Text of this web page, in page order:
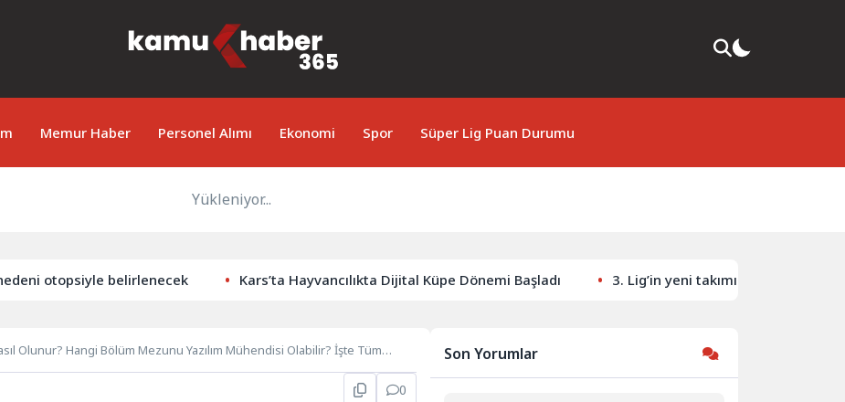
Memur Haber Personel Alımı Ekonomi Spor Süper Lig Puan Durumu
Yükleniyor...
otopsiyle belirlenecek Kars’ta Hayvancılıkta Dijital Küpe Dönemi Başladı 3. Lig’in yeni takımı Bigaspor
Olunur? Hangi Bölüm Mezunu Yazılım Mühendisi Olabilir? İşte Tüm
0
Son Yorumlar